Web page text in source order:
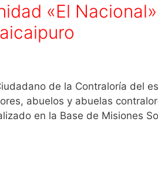
«El
de la Contraloría del
abuelos y abuelas
en la Base de Misiones